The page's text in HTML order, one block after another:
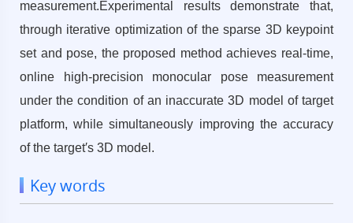
measurement.Experimental results demonstrate that,
through iterative optimization of the sparse 3D keypoint
set and pose, the proposed method achieves real-time,
online high-precision monocular pose measurement
under the condition of an inaccurate 3D model of target
platform, while simultaneously improving the accuracy
of the target′s 3D model.
Key words